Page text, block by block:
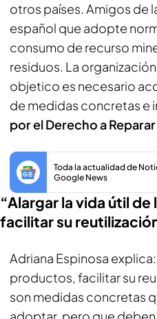
otros países. Amigos de
español que adopte
consumo de recurso
residuos. La
objetico es necesario
de medidas concretas e
por el Derecho a Reparar.
Toda la actualidad de
Google News
“Alargar la vida útil
facilitar su
Adriana Espinosa
productos, facilitar su
son medidas concretas